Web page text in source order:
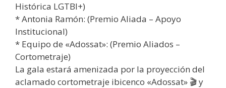
Histórica LGTBI+)
* Antonia Ramón: (Premio Aliada – Apoyo
Institucional)
* Equipo de «Adossat»: (Premio Aliados –
Cortometraje)
La gala estará amenizada por la proyección del
aclamado cortometraje ibicenco «Adossat» 🎬 y